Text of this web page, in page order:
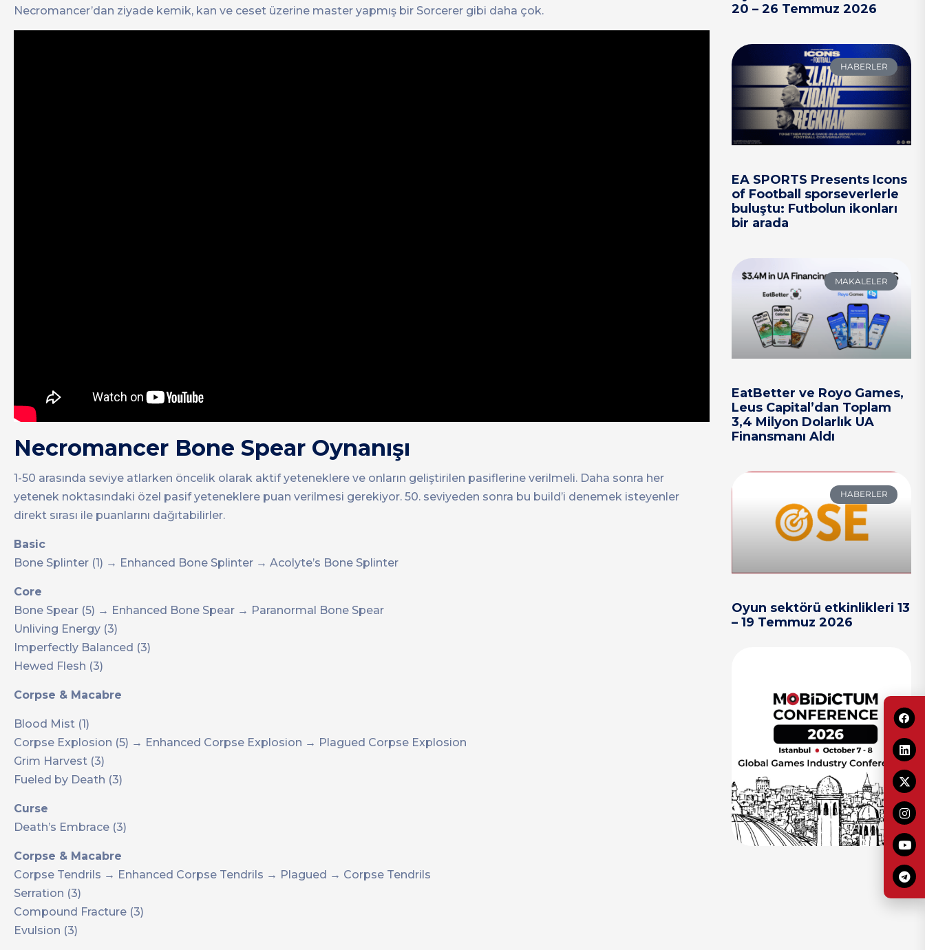
Necromancer’dan ziyade kemik, kan ve ceset üzerine master yapmış bir Sorcerer gibi daha çok.
Necromancer Bone Spear Oynanışı
1-50 arasında seviye atlarken öncelik olarak aktif yeteneklere ve onların geliştirilen pasiflerine verilmeli. Daha sonra her
yetenek noktasındaki özel pasif yeteneklere puan verilmesi gerekiyor. 50. seviyeden sonra bu build’i denemek isteyenler
direkt sırası ile puanlarını dağıtabilirler.
Basic
Bone Splinter (1) → Enhanced Bone Splinter → Acolyte’s Bone Splinter
Core
Bone Spear (5) → Enhanced Bone Spear → Paranormal Bone Spear
Unliving Energy (3)
Imperfectly Balanced (3)
Hewed Flesh (3)
Corpse & Macabre
Blood Mist (1)
Corpse Explosion (5) → Enhanced Corpse Explosion → Plagued Corpse Explosion
Grim Harvest (3)
Fueled by Death (3)
Curse
Death’s Embrace (3)
Corpse & Macabre
Corpse Tendrils → Enhanced Corpse Tendrils → Plagued → Corpse Tendrils
Serration (3)
Compound Fracture (3)
Evulsion (3)
20 – 26 Temmuz 2026
HABERLER
EA SPORTS Presents Icons
of Football sporseverlerle
buluştu: Futbolun ikonları
bir arada
MAKALELER
EatBetter ve Royo Games,
Leus Capital’dan Toplam
3,4 Milyon Dolarlık UA
Finansmanı Aldı
HABERLER
Oyun sektörü etkinlikleri 13
– 19 Temmuz 2026